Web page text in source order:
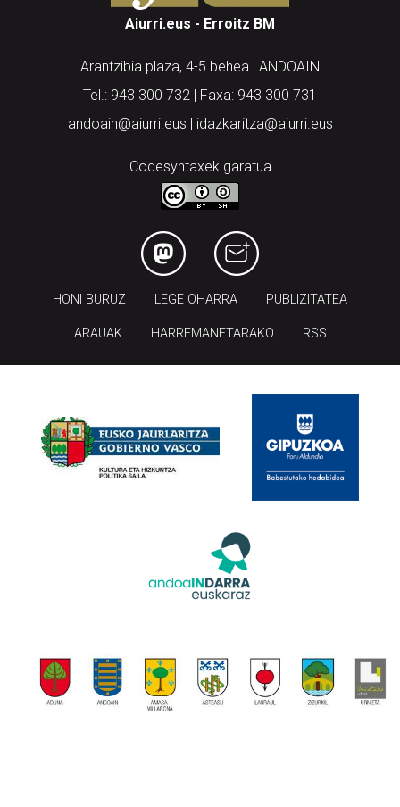
Arantzibia plaza, 4-5 behea | ANDOAIN
Tel.: 943 300 732 | Faxa: 943 300 731
andoain@aiurri.eus | idazkaritza@aiurri.eus
Codesyntaxek garatua
LEGE OHARRA
ARAUAK HARREMANETARAKO RSS